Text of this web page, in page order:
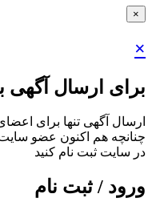
×
×
برای ارسال آگهی
ارسال آگهی تنها برای
چنانچه هم‌ اکنون عضو
در سایت ثبت نام کنید
ورود / ثبت نام